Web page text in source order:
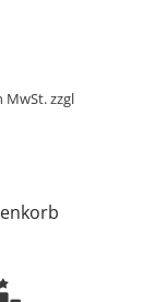
MwSt. zzgl